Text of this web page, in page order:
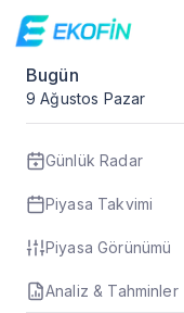
Bugün
9 Ağustos Pazar
Günlük Radar
Piyasa Takvimi
Piyasa Görünümü
Analiz & Tahminler